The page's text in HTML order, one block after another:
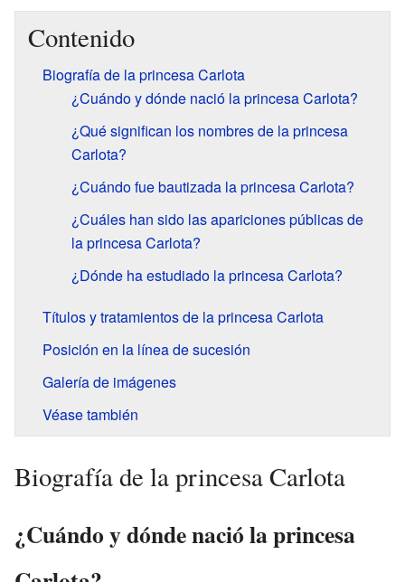
Contenido
Biografía de la princesa Carlota
¿Cuándo y dónde nació la princesa Carlota?
¿Qué significan los nombres de la princesa
Carlota?
¿Cuándo fue bautizada la princesa Carlota?
¿Cuáles han sido las apariciones públicas de
la princesa Carlota?
¿Dónde ha estudiado la princesa Carlota?
Títulos y tratamientos de la princesa Carlota
Posición en la línea de sucesión
Galería de imágenes
Véase también
Biografía de la princesa Carlota
¿Cuándo y dónde nació la princesa